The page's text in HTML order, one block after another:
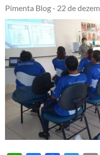
Pimenta Blog - 22 de